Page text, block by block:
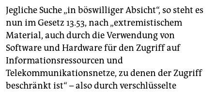
Jegliche Suche „in böswilliger Absicht“, so steht es
nun im Gesetz 13.53, nach „extremistischem
Material, auch durch die Verwendung von
Software und Hardware für den Zugriff auf
Informationsressourcen und
Telekommunikationsnetze, zu denen der Zugriff
beschränkt ist“ – also durch verschlüsselte